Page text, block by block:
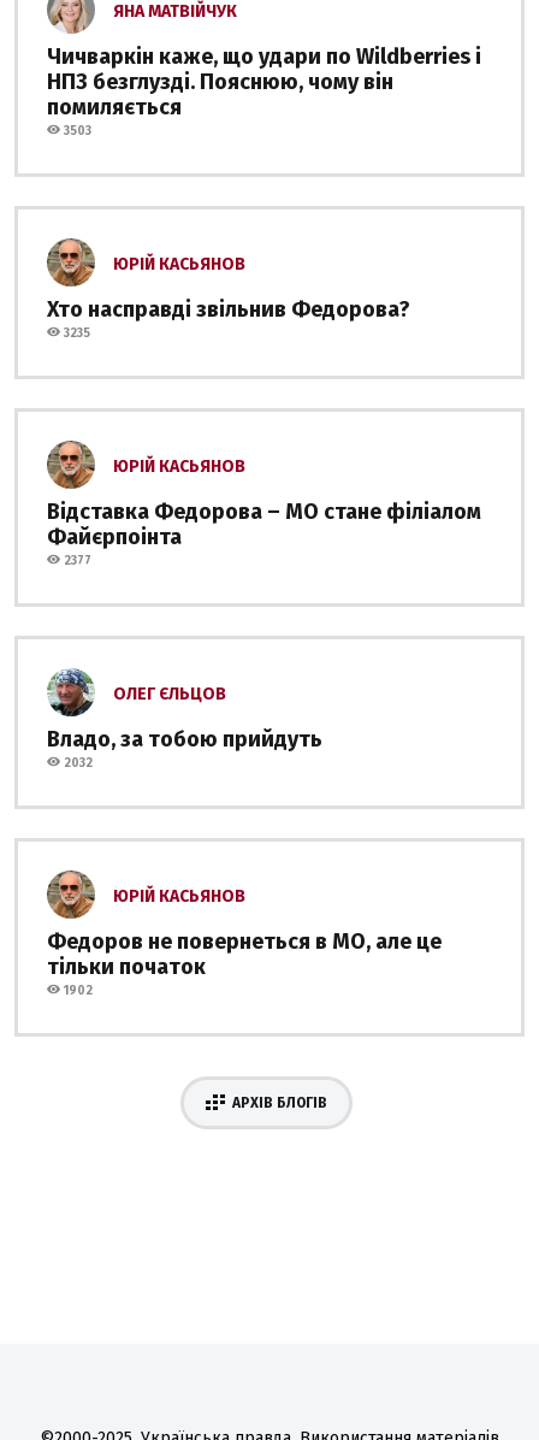
ЯНА МАТВІЙЧУК
Чичваркін каже, що удари по Wildberries і
НПЗ безглузді. Пояснюю, чому він
помиляється
3503
ЮРІЙ КАСЬЯНОВ
Хто насправді звільнив Федорова?
3235
ЮРІЙ КАСЬЯНОВ
Відставка Федорова – МО стане філіалом
Файєрпоінта
2377
ОЛЕГ ЄЛЬЦОВ
Владо, за тобою прийдуть
2032
ЮРІЙ КАСЬЯНОВ
Федоров не повернеться в МО, але це
тільки початок
1902
АРХІВ БЛОГІВ